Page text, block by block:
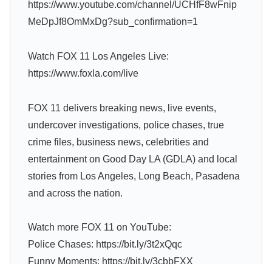
https://www.youtube.com/channel/UCHfF8wFnip
MeDpJf8OmMxDg?sub_confirmation=1
Watch FOX 11 Los Angeles Live:
https://www.foxla.com/live
FOX 11 delivers breaking news, live events,
undercover investigations, police chases, true
crime files, business news, celebrities and
entertainment on Good Day LA (GDLA) and local
stories from Los Angeles, Long Beach, Pasadena
and across the nation.
Watch more FOX 11 on YouTube:
Police Chases: https://bit.ly/3t2xQqc
Funny Moments: https://bit.ly/3cbbFXX